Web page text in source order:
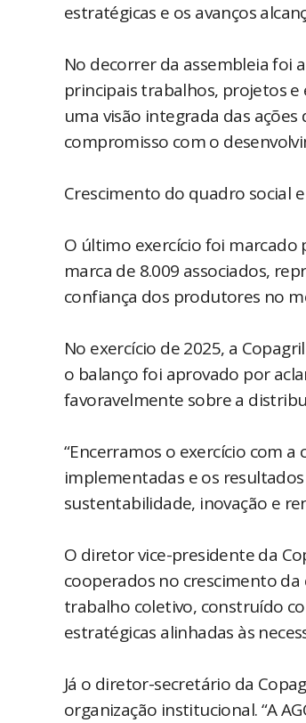
estratégicas e os avanços
No decorrer da assembleia foi
principais trabalhos, projetos
uma visão integrada das
compromisso com o
Crescimento do quadro social
O último exercício foi marcado
marca de 8.009 associados,
confiança dos produtores no
No exercício de 2025, a
o balanço foi aprovado por
favoravelmente sobre a
“Encerramos o exercício com
implementadas e os
sustentabilidade, inovação e
O diretor vice-presidente da
cooperados no crescimento
trabalho coletivo, construído
estratégicas alinhadas às
Já o diretor-secretário da
organização institucional. “A